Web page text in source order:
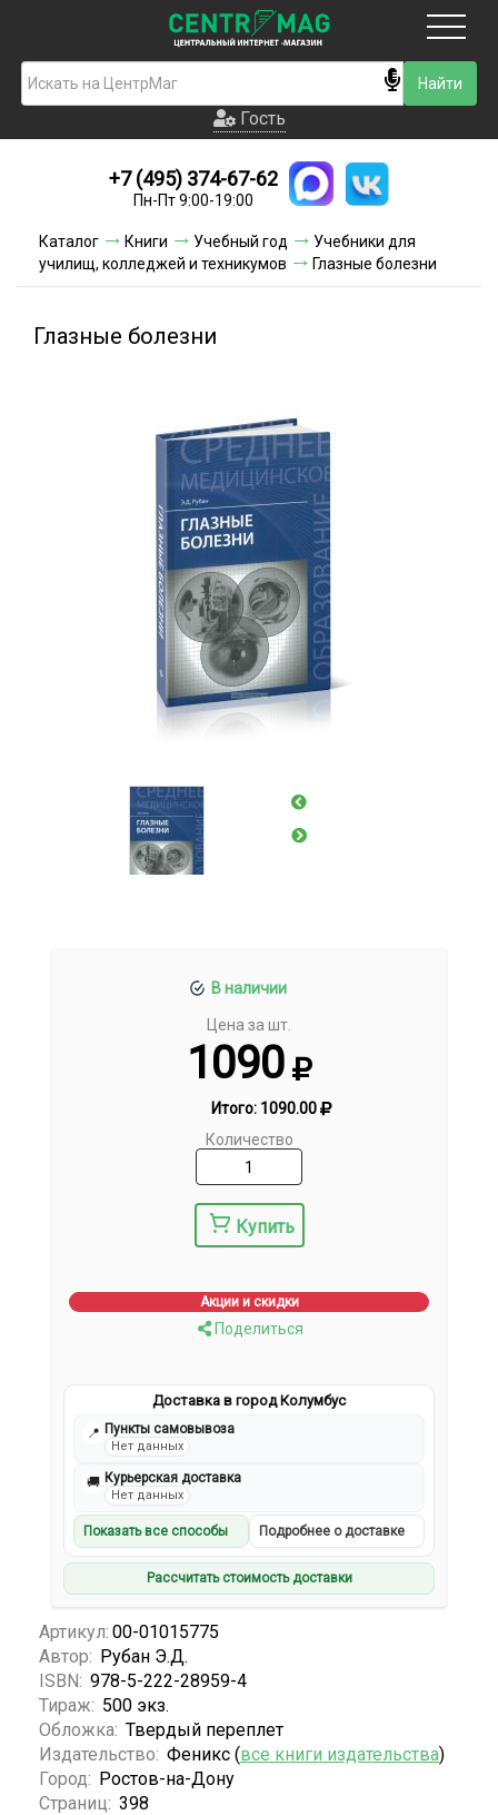
Гость
Новинки
Условия доставки
Контакты
Гость
+7 (495) 374-67-62
Пн-Пт 9:00-19:00
Каталог Книги Учебный год
Учебники для
училищ, колледжей и техникумов
Глазные болезни
Глазные болезни
В наличии
Цена за шт.
1090
Итого: 1090.00
Количество
Купить
Акции и скидки
Поделиться
Доставка в город Колумбус
📍 Пункты самовывоза
Нет данных
🚚 Курьерская доставка
Нет данных
Показать все способы Подробнее о доставке
Рассчитать стоимость доставки
Артикул: 00-01015775
Автор: Рубан Э.Д.
ISBN: 978-5-222-28959-4
Тираж: 500 экз.
Обложка: Твердый переплет
Издательство: Феникс (все книги издательства)
Город: Ростов-на-Дону
Страниц: 398